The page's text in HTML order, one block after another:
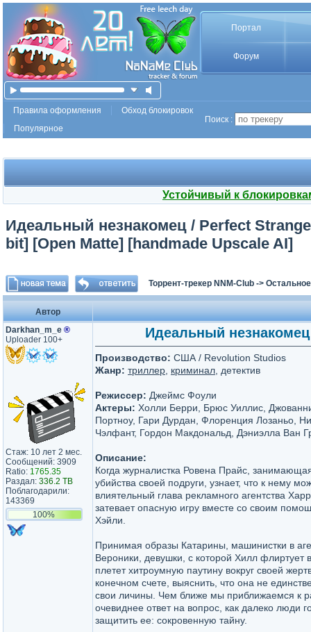
Портал
Форум
Правила оформления
Обход блокировок
Популярное
Поиск :
Устойчивый к
Идеальный незнакомец / Perfect
bit] [Open Matte] [handmade Upscale AI]
Торрент-трекер NNM-Club -> Остальное
Автор
Darkhan_m_e ®
Uploader 100+
Стаж: 10 лет 2 мес.
Сообщений: 3909
Ratio: 1765.35
Раздал: 336.2 TB
Поблагодарили:
143369
100%
Идеальный
Производство: США / Revolution Studios
Жанр: триллер криминал , детектив
Режиссер: Джеймс Фоули
Актеры: Холли Берри, Брюс Уиллис,
Портноу, Гари Дурдан, Флоренция Лозаньо,
Чэлфант, Гордон Макдональд, Дэниэлла Ван
Описание:
Когда журналистка Ровена Прайс,
убийства своей подруги, узнает, что к нему
влиятельный глава рекламного агентства
затевает опасную игру вместе со своим
Хэйли.
Принимая образы Катарины, машинистки в
Вероники, девушки, с которой Хилл флиртует
плетет хитроумную паутину вокруг своей
конечном счете, выяснить, что она не
свои личины. Чем ближе мы приближаемся к
очевиднее ответ на вопрос, как далеко люди
защитить ее: сокровенную тайну.